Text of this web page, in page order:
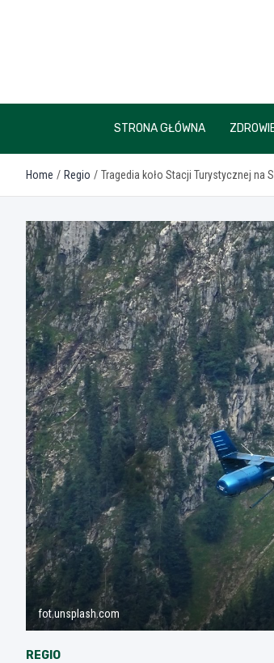
STRONA GŁÓWNA
Home Regio Tragedia koło Stacji Turystycznej na
fot.unsplash.com
REGIO